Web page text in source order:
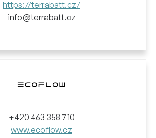
https://terrabatt.cz/
info@terrabatt.cz
+420 463 358 710
www.ecoflow.cz